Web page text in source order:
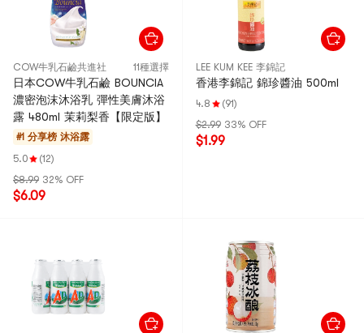
COW牛乳石鹼共進社 11種選擇
日本COW牛乳石鹼 BOUNCIA
濃密泡沫沐浴乳 彈性美膚沐浴
露 480ml 茉莉梨香【限定版】
#1 分享榜 沐浴露
5.0
(12)
$8.99 32% OFF
$6.09
LEE KUM KEE 李錦記
香港李錦記 錦珍醬油 500ml
4.8
(91)
$2.99 33% OFF
$1.99